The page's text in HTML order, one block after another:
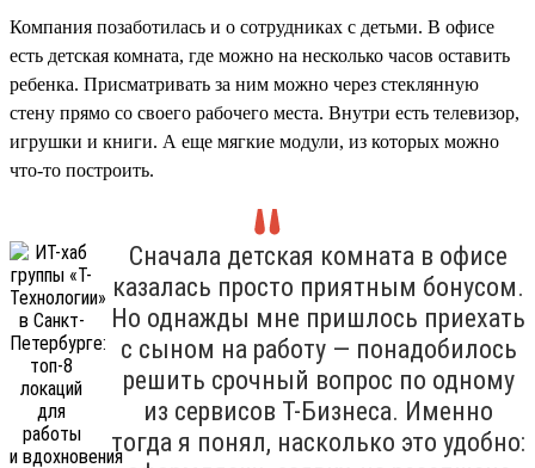
Компания позаботилась и о сотрудниках с детьми. В офисе
есть детская комната, где можно на несколько часов оставить
ребенка. Присматривать за ним можно через стеклянную
стену прямо со своего рабочего места. Внутри есть телевизор,
игрушки и книги. А еще мягкие модули, из которых можно
что-то построить.
Сначала детская комната в офисе
казалась просто приятным бонусом.
Но однажды мне пришлось приехать
с сыном на работу — понадобилось
решить срочный вопрос по одному
из сервисов Т-Бизнеса. Именно
тогда я понял, насколько это удобно: